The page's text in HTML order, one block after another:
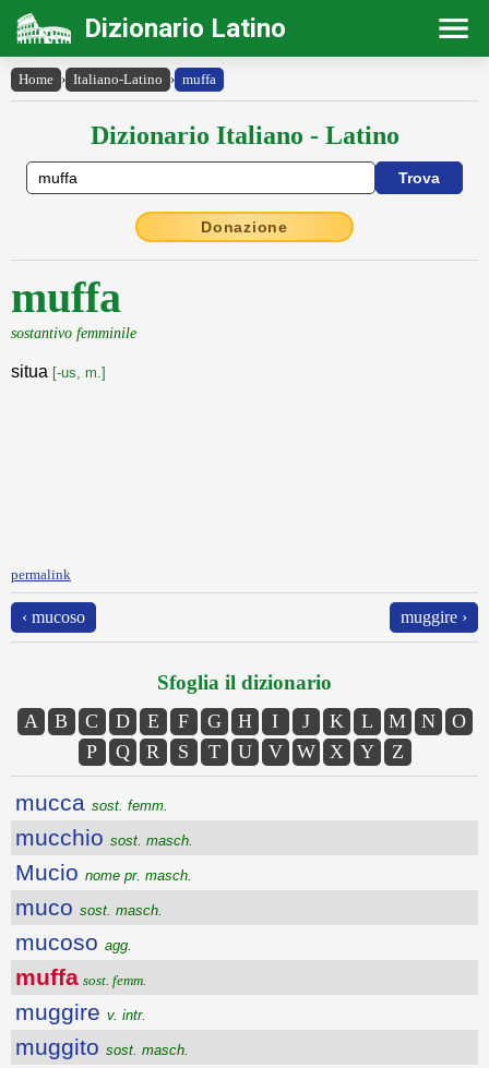
Dizionario Latino
Home › Italiano-Latino › muffa
Dizionario Italiano - Latino
Donazione
muffa
sostantivo femminile
situa [-us, m.]
permalink
‹ mucoso muggire ›
Sfoglia il dizionario
A B C D E F G H I J K L M N
O
P
Q R S T U V W X Y Z
mucca sost. femm.
mucchio sost. masch.
Mucio nome pr. masch.
muco sost. masch.
mucoso agg.
muffa sost. femm.
muggire v. intr.
muggito sost. masch.